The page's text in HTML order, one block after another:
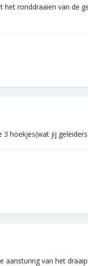
ronddraaien van de
3 hoekjes(wat jij
aansturing van het